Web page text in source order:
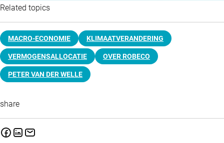
Related topics
MACRO-ECONOMIE KLIMAATVERANDERING
VERMOGENSALLOCATIE OVER ROBECO
PETER VAN DER WELLE
share